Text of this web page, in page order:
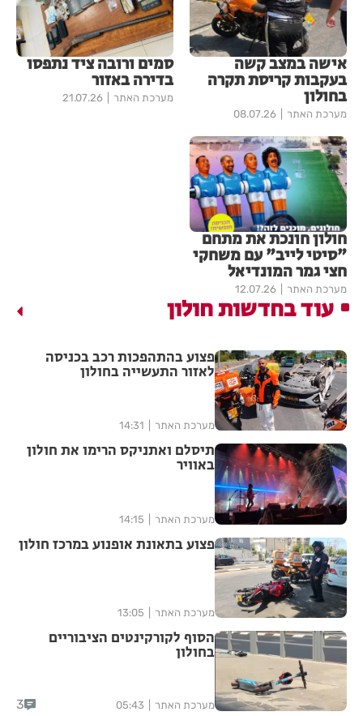
אישה במצב קשה
בעקבות קריסת תקרה
בחולון
מערכת האתר 08.07.26
סמים ורובה ציד נתפסו
בדירה באזור
מערכת האתר 21.07.26
חולון חונכת את מתחם
"סיטי לייב" עם משחקי
חצי גמר המונדיאל
מערכת האתר 12.07.26
עוד בחדשות חולון
פצוע בהתהפכות רכב בכניסה
לאזור התעשייה בחולון
מערכת האתר 14:31
תיסלם ואתניקס הרימו את חולון
באוויר
מערכת האתר 14:15
פצוע בתאונת אופנוע במרכז חולון
מערכת האתר 13:05
הסוף לקורקינטים הציבוריים
בחולון
מערכת האתר 05:43
3